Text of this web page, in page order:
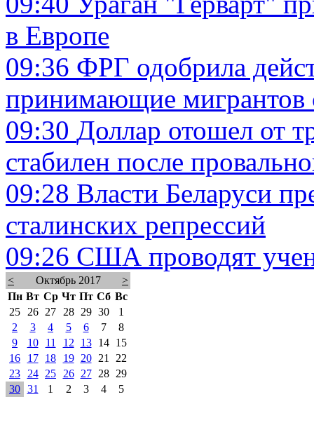
в Европе
09:36 ФРГ одобрила
принимающие мигрантов
09:30 Доллар отошел от
стабилен после
09:28 Власти Беларуси
сталинских репрессий
09:26 США проводят
< Октябрь 2017
>
Пн Вт Ср Чт Пт Сб Вс
25
26 27 28 29 30
1
2
3 4 5 6 7
8
9
10 11 12 13 14
15
16
17 18 19 20 21
22
23
24 25 26 27 28
29
30 31 1 2 3 4 5